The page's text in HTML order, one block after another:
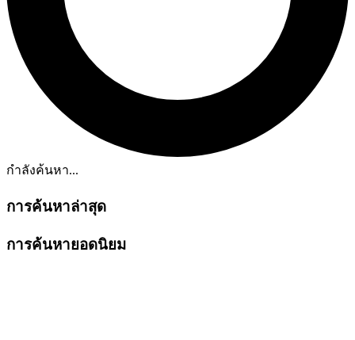
กำลังค้นหา...
การค้นหาล่าสุด
การค้นหายอดนิยม